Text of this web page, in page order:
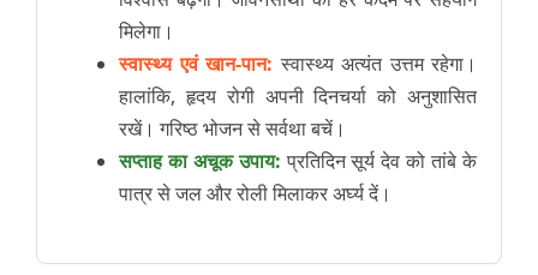
मिलेगा।
स्वास्थ्य एवं खान-पान: स्वास्थ्य अत्यंत उत्तम रहेगा।
हालांकि, हृदय रोगी अपनी दिनचर्या को अनुशासित
रखें। गरिष्ठ भोजन से सर्वथा बचें।
सप्ताह का अचूक उपाय: प्रतिदिन सूर्य देव को तांबे के
पात्र से जल और रोली मिलाकर अर्घ्य दें।